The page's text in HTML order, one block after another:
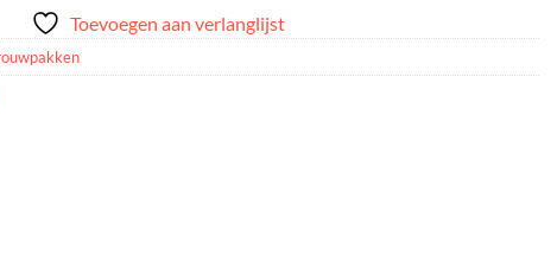
Toevoegen aan verlanglijst